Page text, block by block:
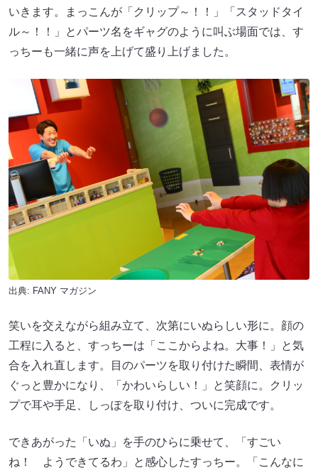
いきます。まっこんが「クリップ～！！」「スタッドタイ
ル～！！」とパーツ名をギャグのように叫ぶ場面では、す
っちーも一緒に声を上げて盛り上げました。
出典: FANY マガジン
笑いを交えながら組み立て、次第にいぬらしい形に。顔の
工程に入ると、すっちーは「ここからよね。大事！」と気
合を入れ直します。目のパーツを取り付けた瞬間、表情が
ぐっと豊かになり、「かわいらしい！」と笑顔に。クリッ
プで耳や手足、しっぽを取り付け、ついに完成です。
できあがった「いぬ」を手のひらに乗せて、「すごい
ね！ ようできてるわ」と感心したすっちー。「こんなに